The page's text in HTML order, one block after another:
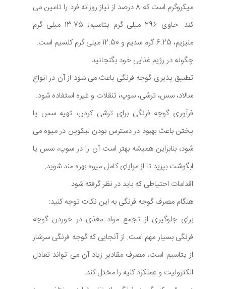
میکروگرم است که 8 درصد از نیاز روزانه فرد را تامین می
کند. حاوی 296 میلی گرم پتاسیم، 13.75 میلی گرم
منیزیم، 6.25 گرم سدیم و 12.50 میلی گرم کلسیم است.
چگونه در رژیم غذایی خود بگنجانید
تطبیق پذیری گوجه فرنگی باعث می شود از آن در انواع
سالاد، سس، ترشی، سوپ، تنقلات و غیره استفاده شود.
فرآوری گوجه ‌فرنگی برای ترشی کردن، تهیه سس یا
پختن باعث بهبود در دسترس بودن لیکوپن در میوه می‌
شود، بنابراین همیشه بهتر است آن را در سوپ، سس یا
ابگوشت بپزید تا از مزایای کامل میوه بهره مند شوید.
اقدامات احتیاطی که باید در نظر گرفته شود
هنگام مصرف گوجه فرنگی به این نکات توجه کنید:
برای جلوگیری از تجمع مواد مغذی در خوردن گوجه
فرنگی بسیار مهم است. از آنجایی که گوجه فرنگی سرشار
از پتاسیم است، مصرف مقادیر زیاد آن می تواند تعادل
الکترولیت و عملکرد کلیه را مختل کند.